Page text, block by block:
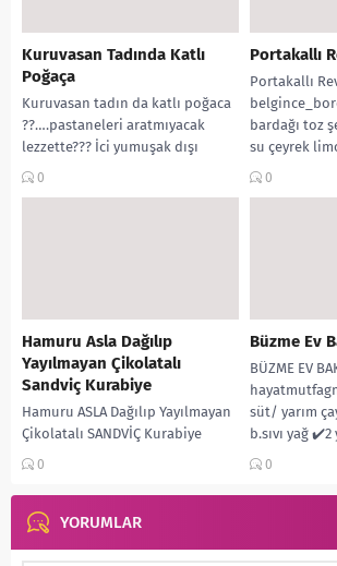
Kuruvasan Tadında Katlı
Poğaça
Kuruvasan tadın da katlı poğaca
??….pastaneleri aratmıyacak
lezzette??? İci yumuşak dışı
cıtırmı cıtır bi pogaca Her actığım
0
Portakallı
Portakallı
bardağı toz
su çeyrek
yumurta...
0
Hamuru Asla Dağılıp
Yayılmayan Çikolatalı
Sandviç Kurabiye
Hamuru ASLA Dağılıp Yayılmayan
Çikolatalı SANDVİÇ Kurabiye
Malzemeler: HilalinMutfagi 125 gr
bardağından bir parmak eksik
pudra...
0
Büzme Ev
BÜZME EV
süt/ yarım
b.sıvı yağ ✔️2
0
YORUMLAR